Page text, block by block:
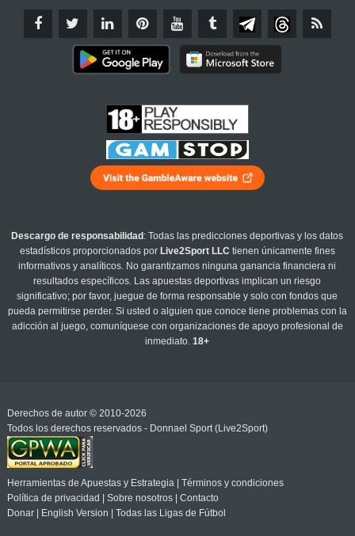
Descargo de responsabilidad : Todas las predicciones deportivas y los datos
estadísticos proporcionados por Live2Sport LLC tienen únicamente fines
informativos y analíticos. No garantizamos ninguna ganancia financiera ni
resultados específicos. Las apuestas deportivas implican un riesgo
significativo; por favor, juegue de forma responsable y solo con fondos que
pueda permitirse perder. Si usted o alguien que conoce tiene problemas con la
adicción al juego, comuníquese con organizaciones de apoyo profesional de
inmediato.18+
Derechos de autor © 2010-2026
Todos los derechos reservados - Donnael Sport (Live2Sport)
Herramientas de Apuestas y Estrategia| Términos y condiciones
Política de privacidad
Sobre nosotros| Contacto
Donar| English Version Todas las Ligas de Fútbol